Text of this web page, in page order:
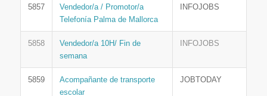
5857
Vendedor/a / Promotor/a
Telefonía Palma de Mallorca
INFOJOBS
5858
Vendedor/a 10H/ Fin de
semana
INFOJOBS
5859
Acompañante de transporte
escolar
JOBTODAY